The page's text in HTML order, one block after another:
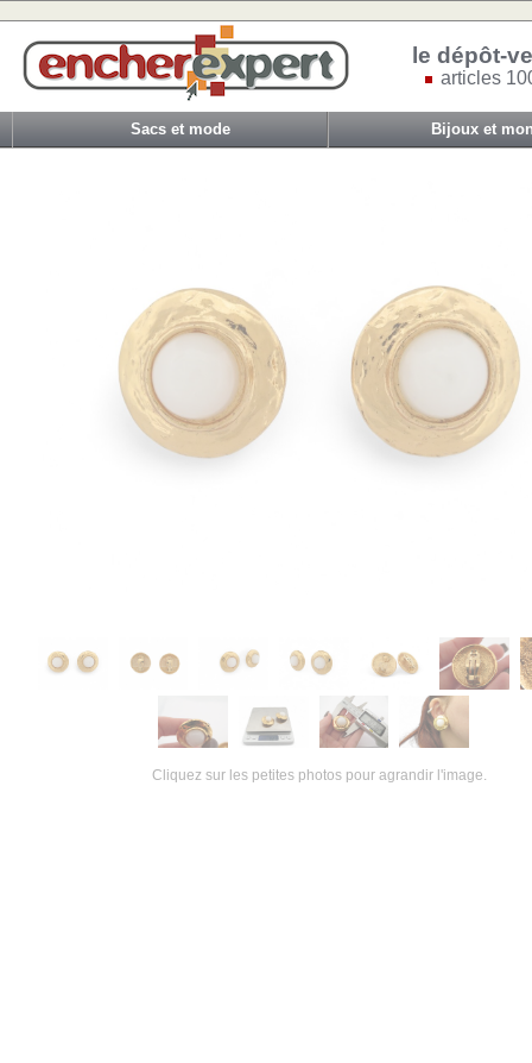
le dépôt-
articles
Sacs et mode Bijoux et
Cliquez sur les petites photos pour agrandir l'image.